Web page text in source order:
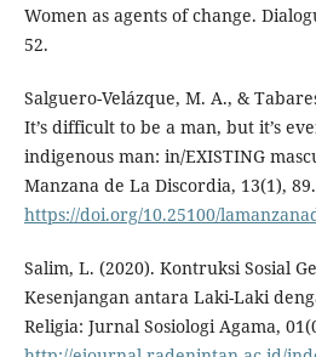
Women as agents of change.
52.
Salguero-Velázque, M. A., &
It’s difficult to be a man, but it’s
indigenous man: in/EXISTING
Manzana de La Discordia, 13(1), 89.
https://doi.org/10.25100/
Salim, L. (2020). Kontruksi Sosial
Kesenjangan antara Laki-Laki
Religia: Jurnal Sosiologi Agama,